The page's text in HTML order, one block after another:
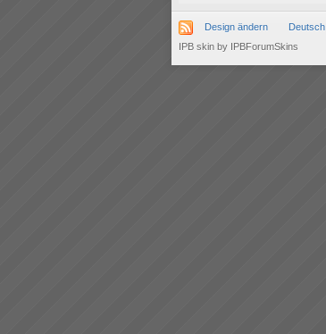
Design ändern Deutsch
IPB skin by IPBForumSkins